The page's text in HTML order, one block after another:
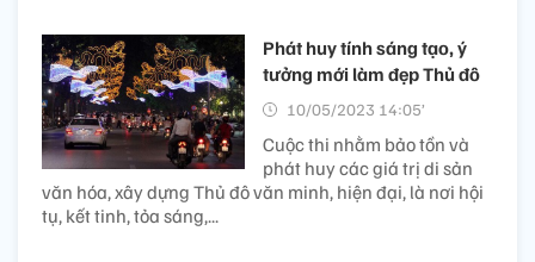
Phát huy tính sáng tạo, ý
tưởng mới làm đẹp Thủ đô
10/05/2023 14:05’
Cuộc thi nhằm bảo tồn và
phát huy các giá trị di sản
văn hóa, xây dựng Thủ đô văn minh, hiện đại, là nơi hội
tụ, kết tinh, tỏa sáng,...